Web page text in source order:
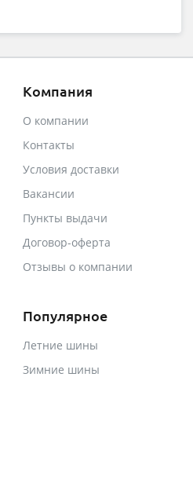
Компания
О компании
Контакты
Условия доставки
Вакансии
Пункты выдачи
Договор-оферта
Отзывы о компании
Популярное
Летние шины
Зимние шины